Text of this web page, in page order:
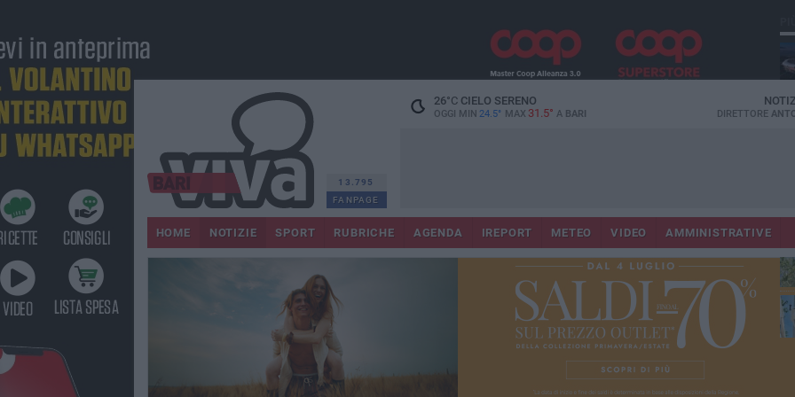
13.795
FANPAGE
26°CCIELO SERENO
OGGI MIN 24.5° MAX 31.5° A BARI DIRETTORE
HOME NOTIZIE SPORT RUBRICHE AGENDA IREPORT METEO VIDEO AMMINISTRATIVE